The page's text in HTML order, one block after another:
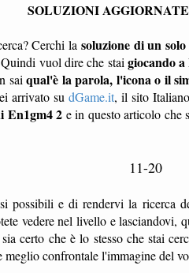
SOLUZIONI
Cerchi la soluzione di un
vuol dire che stai giocando
saiqual'è la parola, l'icona o il
arrivato sudGame.it, il sito
En1gm4 2 e in questo articolo che
11-20
possibili e di rendervi la ricerca
vedere nel livello e lasciandovi,
certo che è lo stesso che stai
meglio confrontale l'immagine del